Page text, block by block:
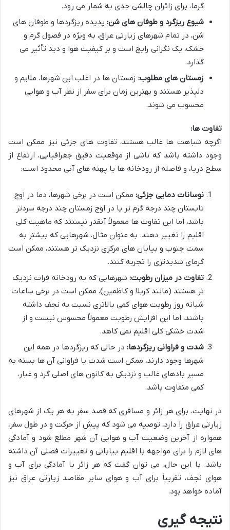
گرما، برای زائران چالشی جدی به شمار می رود.
شیوع ریزگرد و طوفان های شن: پدیده ریزگردها و طوفان های
شن، در تمام شهرهای زیارتی عراق، به ویژه در فصول گرم و
خشک، یک نگرانی رایج است و بر کیفیت هوا و دید تأثیر می
گذارد.
زمستان های مطلوب: زمستان ها در اغلب این شهرها، ملایم و
دلپذیر هستند و بهترین زمان برای سفر از نظر آب و هوایی
محسوب می شوند.
تفاوت ها:
اگرچه شباهت ها غالب هستند، تفاوت های جزئی نیز ممکن است
وجود داشته باشد که ناشی از موقعیت دقیق جغرافیایی، ارتفاع از
سطح دریا، و فاصله از رودخانه ها یا پهنه های آبی محدود است:
نوسانات دمایی جزئی: ممکن است در برخی شهرها، دما در اوج
تابستان چند درجه گرم تر یا در اوج زمستان چند درجه سردتر
باشد، اما این تفاوت ها معمولاً آنقدر نیستند که ماهیت کلی
اقلیم را تغییر دهند. به عنوان مثال، شهرهایی که بیشتر به
سمت جنوب و بیابان های مرکزی نزدیک تر هستند، ممکن است
گرمای شدیدتری را تجربه کنند.
تفاوت در میزان رطوبت: شهرهایی که به رودخانه فرات نزدیک
تر هستند (مانند کربلا و کاظمین)، ممکن است در برخی ساعات
شبانه روز رطوبت هوای کمی بالاتری نسبت به نجف داشته
باشند، اما این افزایش رطوبت معمولاً محسوس نیست و از
شدت خشکی کلی اقلیم نمی کاهد.
شدت و فراوانی ریزگردها: در حالی که ریزگردها در همه این
شهرها وجود دارند، ممکن است شدت یا فراوانی آن ها بسته به
مسیر بادهای غالب و نزدیکی به کانون های اصلی گرد و غبار،
کمی متفاوت باشد.
در نهایت، برای هر زائر و مسافری که قصد سفر به هر یک از شهرهای
زیارتی عراق را دارد، توصیه می شود که پیش از حرکت و در طول سفر،
همواره از آخرین وضعیت آب و هوایی آن شهر مطلع شود و آمادگی
های لازم را برای مواجهه با اقلیم بیابانی و تغییرات فصلی آن داشته
باشد. با این حال، می توان گفت که هر زائر با آمادگی برای آب و
هوای نجف، تقریباً برای آب و هوای سایر مقاصد زیارتی عراق نیز
آماده خواهد بود.
نتیجه گیری